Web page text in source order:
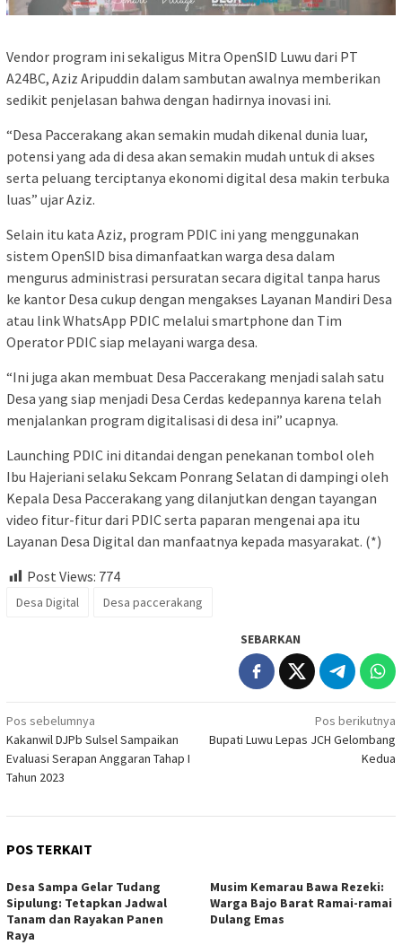
Vendor program ini sekaligus Mitra OpenSID Luwu dari PT
A24BC, Aziz Aripuddin dalam sambutan awalnya memberikan
sedikit penjelasan bahwa dengan hadirnya inovasi ini.
“Desa Paccerakang akan semakin mudah dikenal dunia luar,
potensi yang ada di desa akan semakin mudah untuk di akses
serta peluang terciptanya ekonomi digital desa makin terbuka
luas” ujar Aziz.
Selain itu kata Aziz, program PDIC ini yang menggunakan
sistem OpenSID bisa dimanfaatkan warga desa dalam
mengurus administrasi persuratan secara digital tanpa harus
ke kantor Desa cukup dengan mengakses Layanan Mandiri Desa
atau link WhatsApp PDIC melalui smartphone dan Tim
Operator PDIC siap melayani warga desa.
“Ini juga akan membuat Desa Paccerakang menjadi salah satu
Desa yang siap menjadi Desa Cerdas kedepannya karena telah
menjalankan program digitalisasi di desa ini” ucapnya.
Launching PDIC ini ditandai dengan penekanan tombol oleh
Ibu Hajeriani selaku Sekcam Ponrang Selatan di dampingi oleh
Kepala Desa Paccerakang yang dilanjutkan dengan tayangan
video fitur-fitur dari PDIC serta paparan mengenai apa itu
Layanan Desa Digital dan manfaatnya kepada masyarakat. (*)
Post Views: 774
Desa Digital Desa paccerakang
SEBARKAN
Navigasi
pos
Pos sebelumnya
Kakanwil DJPb Sulsel Sampaikan
Evaluasi Serapan Anggaran Tahap I
Tahun 2023
Pos berikutnya
Bupati Luwu Lepas JCH Gelombang
Kedua
POS TERKAIT
Desa Sampa Gelar Tudang
Sipulung: Tetapkan Jadwal
Tanam dan Rayakan Panen
Raya
Musim Kemarau Bawa Rezeki:
Warga Bajo Barat Ramai-ramai
Dulang Emas